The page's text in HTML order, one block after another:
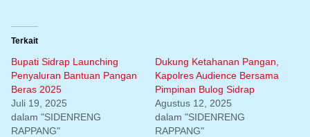
Terkait
Bupati Sidrap Launching
Penyaluran Bantuan Pangan
Beras 2025
Juli 19, 2025
dalam "SIDENRENG
RAPPANG"
Dukung Ketahanan Pangan,
Kapolres Audience Bersama
Pimpinan Bulog Sidrap
Agustus 12, 2025
dalam "SIDENRENG
RAPPANG"